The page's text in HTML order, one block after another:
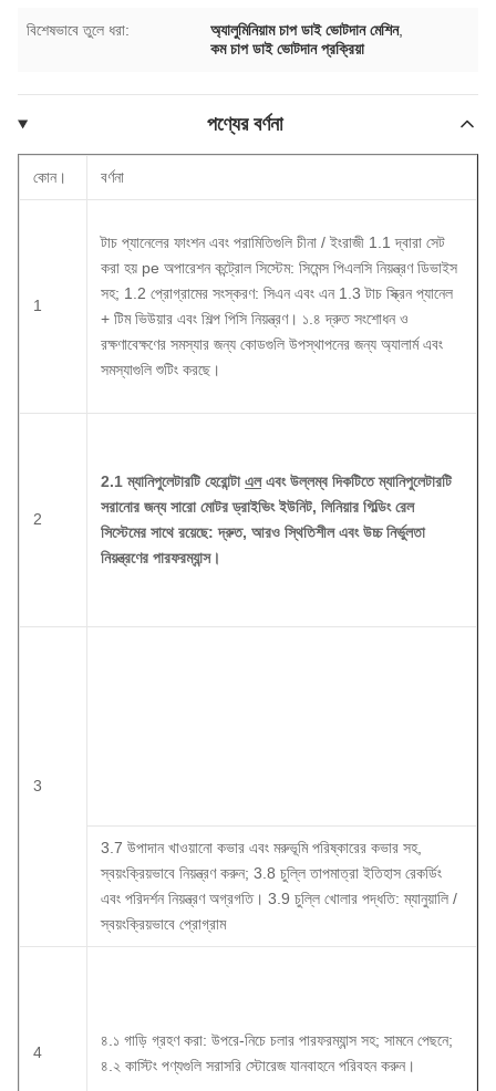
বিশেষভাবে তুলে ধরা: অ্যালুমিনিয়াম চাপ ডাই ভোটদান মেশিন,
কম চাপ ডাই ভোটদান প্রক্রিয়া
পণ্যের বর্ণনা
কোন। বর্ণনা
1
টাচ প্যানেলের ফাংশন এবং পরামিতিগুলি চীনা / ইংরাজী 1.1 দ্বারা সেট
করা হয় pe অপারেশন কন্ট্রোল সিস্টেম: সিমেন্স পিএলসি নিয়ন্ত্রণ ডিভাইস
সহ; 1.2 প্রোগ্রামের সংস্করণ: সিএন এবং এন 1.3 টাচ স্ক্রিন প্যানেল
+ টিম ভিউয়ার এবং শিল্প পিসি নিয়ন্ত্রণ। ১.৪ দ্রুত সংশোধন ও
রক্ষণাবেক্ষণের সমস্যার জন্য কোডগুলি উপস্থাপনের জন্য অ্যালার্ম এবং
সমস্যাগুলি শুটিং করছে।
2
2.1 ম্যানিপুলেটারটি হেরোন্টাএলএবং উল্লম্ব দিকটিতে ম্যানিপুলেটারটি
সরানোর জন্য সারো মোটর ড্রাইভিং ইউনিট, লিনিয়ার গিল্ডিং রেল
সিস্টেমের সাথে রয়েছে: দ্রুত, আরও স্থিতিশীল এবং উচ্চ নির্ভুলতা
নিয়ন্ত্রণের পারফরম্যান্স।
3
3.7 উপাদান খাওয়ানো কভার এবং মরুভূমি পরিষ্কারের কভার সহ,
স্বয়ংক্রিয়ভাবে নিয়ন্ত্রণ করুন; 3.8 চুল্লি তাপমাত্রা ইতিহাস রেকর্ডিং
এবং পরিদর্শন নিয়ন্ত্রণ অগ্রগতি। 3.9 চুল্লি খোলার পদ্ধতি: ম্যানুয়ালি /
স্বয়ংক্রিয়ভাবে প্রোগ্রাম
4
৪.১ গাড়ি গ্রহণ করা: উপরে-নিচে চলার পারফরম্যান্স সহ; সামনে পেছনে;
৪.২ কাস্টিং পণ্যগুলি সরাসরি স্টোরেজ যানবাহনে পরিবহন করুন।